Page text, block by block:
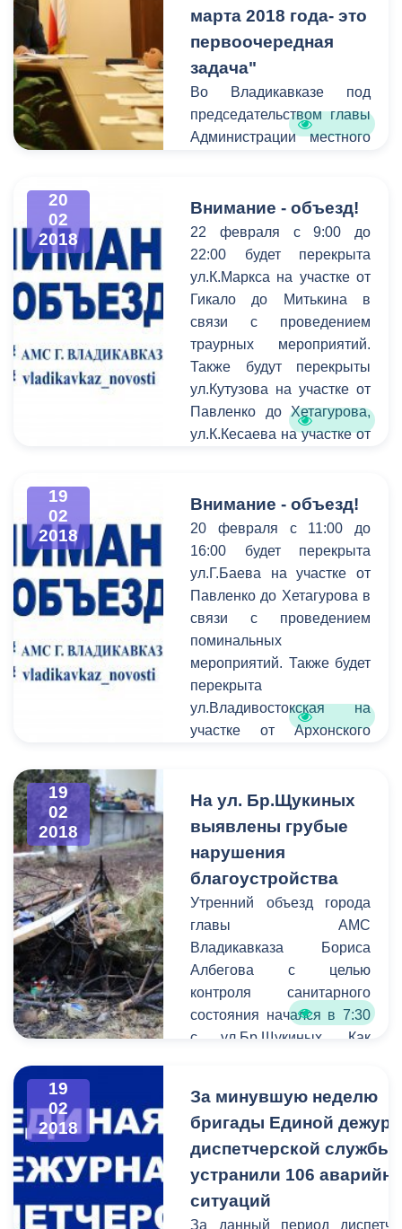
Северной Осетии.
марта 2018 года- это
первоочередная
задача"
Во Владикавказе под
председательством главы
Администрации местного
заседание
Антитеррористической
комиссии Муниципального
образования
г.Владикавказ и
Оперативной группы
г.Владикавказ.
В совещании приняли
участие представители ГУ
МЧС РФ по РСО-Алания,
заместители главы АМС,
Управлений, начальники
ОП УМВД России по
г.Владикавказ.
20
02
2018
Внимание - объезд!
22 февраля с 9:00 до
22:00 будет перекрыта
ул.К.Маркса на участке от
Гикало до Митькина в
связи с проведением
траурных мероприятий.
Также будут перекрыты
ул.Кутузова на участке от
Павленко до Хетагурова,
ул.К.Кесаева на участке от
19
02
2018
Внимание - объезд!
20 февраля с 11:00 до
16:00 будет перекрыта
ул.Г.Баева на участке от
Павленко до Хетагурова в
связи с проведением
поминальных
мероприятий. Также будет
перекрыта
ул.Владивостокская на
участке от Архонского
Просим Вас с пониманием
отнестись к сложившейся
пути объезда.
19
02
2018
На ул. Бр.Щукиных
выявлены грубые
нарушения
благоустройства
Утренний объезд города
главы АМС
Владикавказа Бориса
Албегова с целью
контроля санитарного
состояния начался в 7:30
с ул.Бр.Щукиных. Как
расположенных на улице
частных домов не уделяют
внимания
благоустройству
собственных территорий –
повсюду строительный и
19
02
2018
За минувшую неделю
бригады Единой
диспетчерской службы
устранили 106
ситуаций
За данный период